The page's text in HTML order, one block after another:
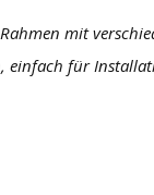
mit
einfach für